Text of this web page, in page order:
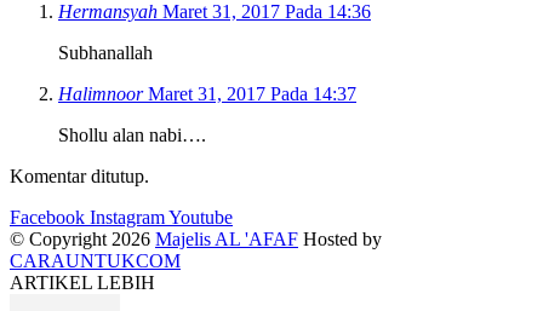
Hermansyah Maret 31, 2017 Pada 14:36
Subhanallah
Halimnoor Maret 31, 2017 Pada 14:37
Shollu alan nabi….
Komentar ditutup.
Facebook InstagramYoutube
© Copyright 2026 Majelis AL 'AFAF Hosted by
CARAUNTUKCOM
ARTIKEL LEBIH